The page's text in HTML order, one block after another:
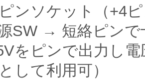
ンソケット（+4
SW → 短絡ピンで
をピンで出力し
して利用可）